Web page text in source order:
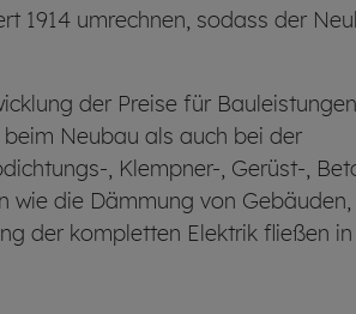
1914 umrechnen, sodass der
der Preise für Bau­leistungen
Neubau als auch bei der
, Klempner-, Gerüst-,
wie die Dämmung von
der kompletten Elektrik fließen